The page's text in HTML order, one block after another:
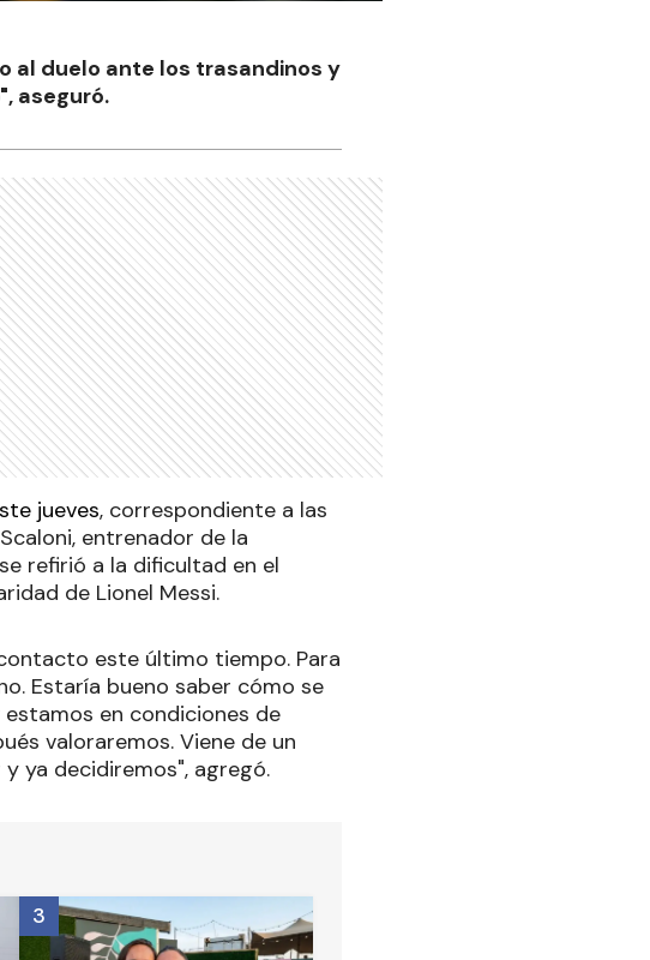
al duelo ante los trasandinos y
aseguró.
jueves, correspondiente a las
entrenador de la
refirió a la dificultad en el
de Lionel Messi.
este último tiempo. Para
Estaría bueno saber cómo se
estamos en condiciones de
valoraremos. Viene de un
ya decidiremos", agregó.
3